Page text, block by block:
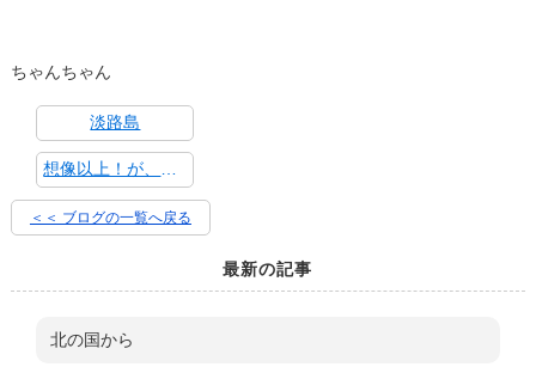
ちゃんちゃん
淡路島
＜＜ ブログの一覧へ戻る
最新の記事
北の国から